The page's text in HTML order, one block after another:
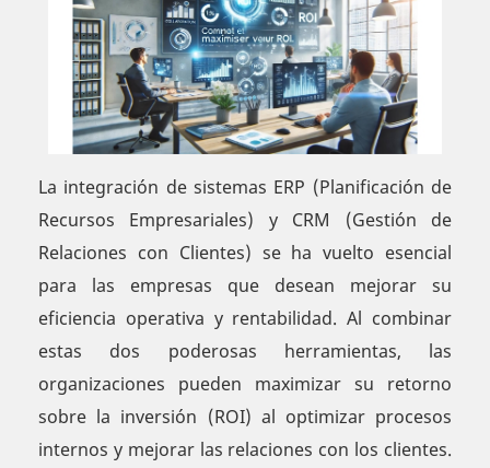
La integración de sistemas ERP (Planificación de
Recursos Empresariales) y CRM (Gestión de
Relaciones con Clientes) se ha vuelto esencial
para las empresas que desean mejorar su
eficiencia operativa y rentabilidad. Al combinar
estas dos poderosas herramientas, las
organizaciones pueden maximizar su retorno
sobre la inversión (ROI) al optimizar procesos
internos y mejorar las relaciones con los clientes.